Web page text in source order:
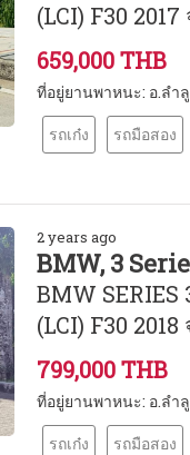
(LCI) F30 2017
659,000 THB
ที่อยู่ยานพาหนะ: อ.ลำ
รถเก๋ง
รถมือสอง
2 years ago
BMW, 3
BMW SERIES
(LCI) F30 2018
799,000 THB
ที่อยู่ยานพาหนะ: อ.ลำ
รถเก๋ง
รถมือสอง